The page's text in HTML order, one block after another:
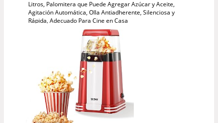
Litros, Palomitera que Puede Agregar Azúcar y Aceite,
Agitación Automática, Olla Antiadherente, Silenciosa y
Rápida, Adecuado Para Cine en Casa